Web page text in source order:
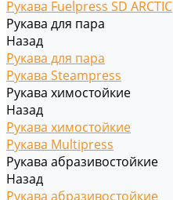
Рукава Fuelpress SD ARCTIC
Рукава для пара
Назад
Рукава для пара
Рукава Steampress
Рукава химостойкие
Назад
Рукава химостойкие
Рукава Multipress
Рукава абразивостойкие
Назад
Рукава абразивостойкие